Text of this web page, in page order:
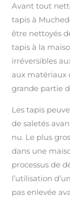
Avant tout
tapis à
être nettoyés
tapis à la
irréversibles
aux matériaux
grande partie
Les tapis
de saletés
nu. Le plus
dans une
processus de
l’utilisation
pas enlevée